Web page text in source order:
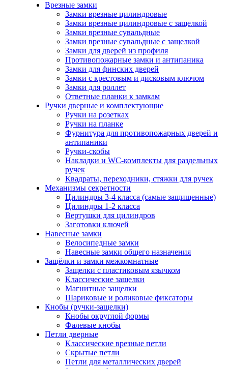
Врезные замки
Замки врезные цилиндровые
Замки врезные цилиндровые с защелкой
Замки врезные сувальдные
Замки врезные сувальдные с защелкой
Замки для дверей из профиля
Противопожарные замки и антипаника
Замки для финских дверей
Замки с крестовым и дисковым ключом
Замки для роллет
Ответные планки к замкам
Ручки дверные и комплектующие
Ручки на розетках
Ручки на планке
Фурнитура для противопожарных дверей и
антипаники
Ручки-скобы
Накладки и WC-комплекты для раздельных
ручек
Квадраты, переходники, стяжки для ручек
Механизмы секретности
Цилиндры 3-4 класса (самые защищенные)
Цилиндры 1-2 класса
Вертушки для цилиндров
Заготовки ключей
Навесные замки
Велосипедные замки
Навесные замки общего назначения
Защёлки и замки межкомнатные
Защелки с пластиковым язычком
Классические защелки
Магнитные защелки
Шариковые и роликовые фиксаторы
Кнобы (ручки-защелки)
Кнобы округлой формы
Фалевые кнобы
Петли дверные
Классические врезные петли
Скрытые петли
Петли для металлических дверей